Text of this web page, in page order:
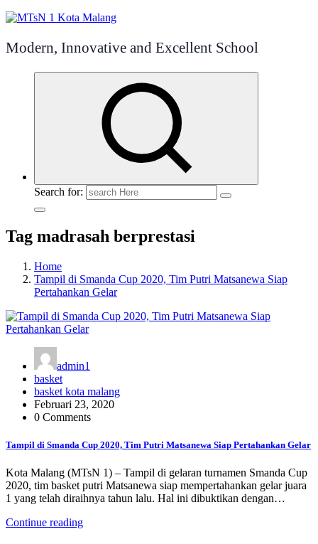
Modern, Innovative and Excellent School
Search for:
Tag madrasah berprestasi
Home
Tampil di Smanda Cup 2020, Tim Putri Matsanewa Siap
Pertahankan Gelar
admin1
basket
basket kota malang
Februari 23, 2020
0 Comments
Tampil di Smanda Cup 2020, Tim Putri Matsanewa Siap Pertahankan Gelar
Kota Malang (MTsN 1) – Tampil di gelaran turnamen Smanda Cup
2020, tim basket putri Matsanewa siap mempertahankan gelar juara
1 yang telah diraihnya tahun lalu. Hal ini dibuktikan dengan…
Continue reading